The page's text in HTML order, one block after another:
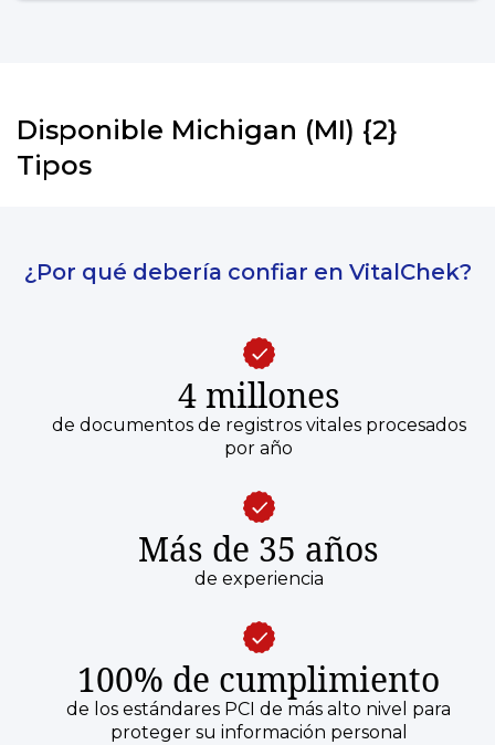
Disponible Michigan (MI) {2}
Tipos
¿Por qué debería confiar en VitalChek?
4 millones
de documentos de registros vitales procesados
por año
Más de 35 años
de experiencia
100% de cumplimiento
de los estándares PCI de más alto nivel para
proteger su información personal